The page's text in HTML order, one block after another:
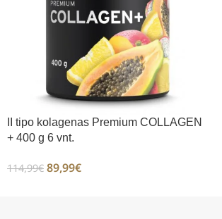
II tipo kolagenas Premium COLLAGEN
+ 400 g 6 vnt.
114,99€ 89,99€